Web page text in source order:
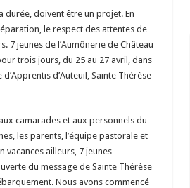
durée, doivent être un projet. En
le respect des attentes de
7 jeunes de l’Aumônerie de Château
trois jours, du 25 au 27 avril, dans
d’Auteuil, Sainte Thérèse
camarades et aux personnels du
les parents, l’équipe pastorale et
vacances ailleurs, 7 jeunes
du message de Sainte Thérèse
Nous avons commencé